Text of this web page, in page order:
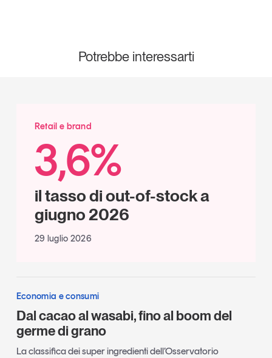
Potrebbe interessarti
Retail e brand
3,6%
il tasso di out-of-stock a
giugno 2026
29 luglio 2026
Economia e consumi
Dal cacao al wasabi, fino al boom del
germe di grano
La classifica dei super ingredienti dell’Osservatorio